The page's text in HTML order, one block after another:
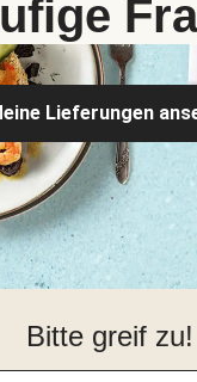
Lieferungen
Bitte greif zu!